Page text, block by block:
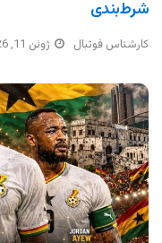
شرط‌بندی
کارشناس فوتبال ژوئن 11, 2026